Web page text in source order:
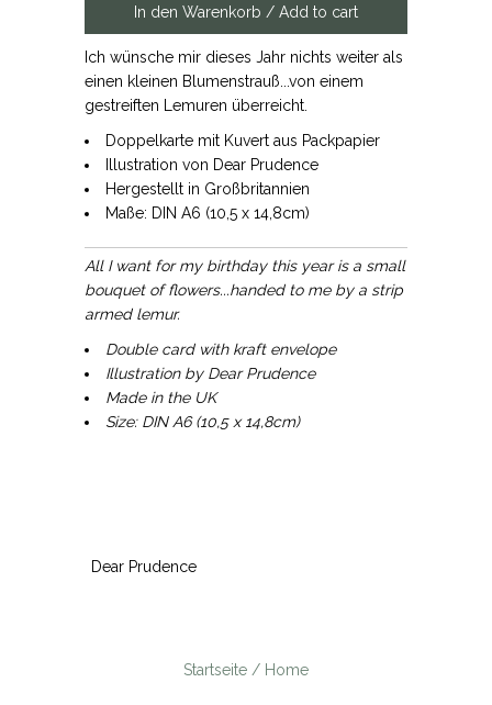
Ich wünsche mir dieses Jahr nichts weiter als
einen kleinen Blumenstrauß...von einem
gestreiften Lemuren überreicht.
Doppelkarte mit Kuvert aus Packpapier
Illustration von Dear Prudence
Hergestellt in Großbritannien
Maße: DIN A6 (10,5 x 14,8cm)
All I want for my birthday this year is a small
bouquet of flowers...handed to me by a strip
armed lemur.
Double card with kraft envelope
Illustration by Dear Prudence
Made in the UK
Size: DIN A6 (10,5 x 14,8cm)
Dear Prudence
Startseite / Home